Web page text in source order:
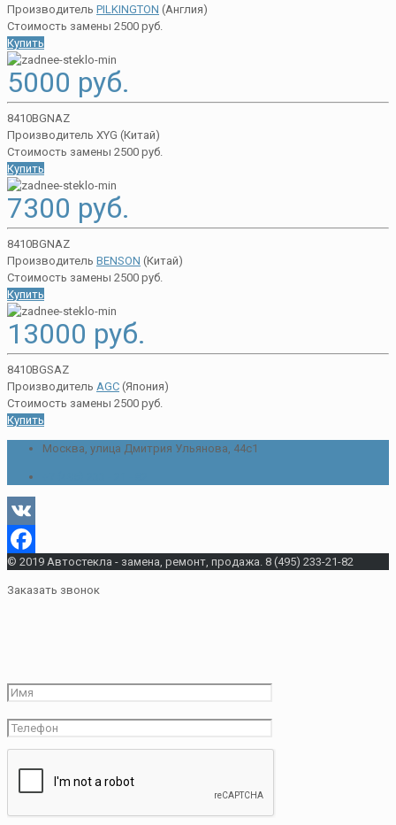
Производитель PILKINGTON (Англия)
Стоимость замены 2500 руб.
Купить
5000 руб.
8410BGNAZ
Производитель XYG (Китай)
Стоимость замены 2500 руб.
Купить
7300 руб.
8410BGNAZ
Производитель BENSON (Китай)
Стоимость замены 2500 руб.
Купить
13000 руб.
8410BGSAZ
Производитель AGC (Япония)
Стоимость замены 2500 руб.
Купить
Москва, улица Дмитрия Ульянова, 44с1
VK
Facebook
© 2019 Автостекла - замена, ремонт, продажа. 8 (495) 233-21-82
Заказать звонок